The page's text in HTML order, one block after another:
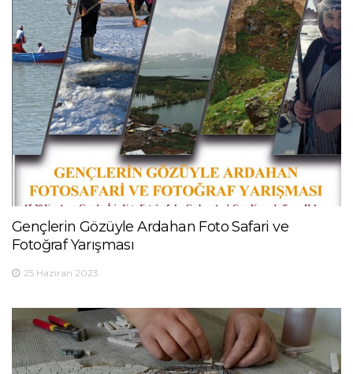
Gençlerin Gözüyle Ardahan Foto Safari ve
Fotoğraf Yarışması
25 Haziran 2023